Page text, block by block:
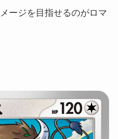
ージを目指せるのがロマ